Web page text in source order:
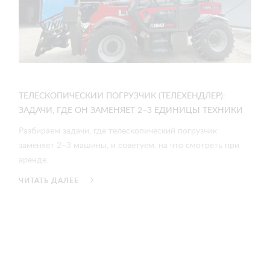
ТЕЛЕСКОПИЧЕСКИИ ПОГРУЗЧИК (ТЕЛЕХЕНДЛЕР):
ЗАДАЧИ, ГДЕ ОН ЗАМЕНЯЕТ 2–3 ЕДИНИЦЫ ТЕХНИКИ
Разбираем задачи, где телескопический погрузчик
заменяет 2–3 машины, и советуем, на что смотреть при
аренде.
ЧИТАТЬ ДАЛЕЕ